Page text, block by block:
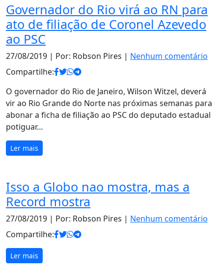
Governador do Rio virá ao RN para
ato de filiação de Coronel Azevedo
ao PSC
27/08/2019 | Por: Robson Pires | Nenhum comentário
Compartilhe:
O governador do Rio de Janeiro, Wilson Witzel, deverá
vir ao Rio Grande do Norte nas próximas semanas para
abonar a ficha de filiação ao PSC do deputado estadual
potiguar…
Ler mais
Isso a Globo nao mostra, mas a
Record mostra
27/08/2019 | Por: Robson Pires | Nenhum comentário
Compartilhe:
Ler mais